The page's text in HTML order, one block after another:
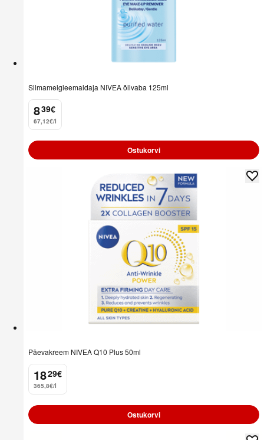
Silmameigieemaldaja NIVEA õlivaba 125ml
8
. 39€
67,12€/l
Ostukorvi
Päevakreem NIVEA Q10 Plus 50ml
18
. 29€
365,8€/l
Ostukorvi